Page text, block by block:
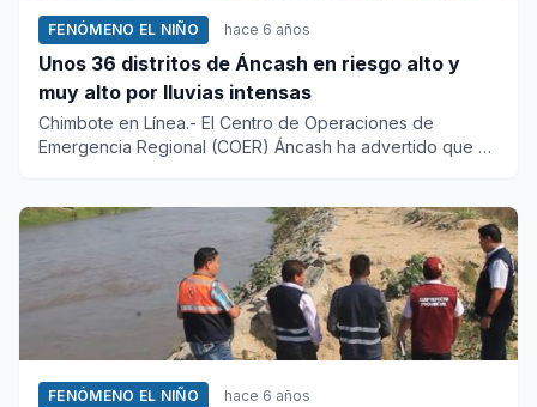
FENÓMENO EL NIÑO hace 6 años
Unos 36 distritos de Áncash en riesgo alto y
muy alto por lluvias intensas
Chimbote en Línea.- El Centro de Operaciones de
Emergencia Regional (COER) Áncash ha advertido que 36
FENÓMENO EL NIÑO hace 6 años